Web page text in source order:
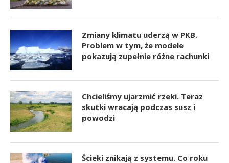
Zmiany klimatu uderzą w PKB.
Problem w tym, że modele
pokazują zupełnie różne rachunki
Chcieliśmy ujarzmić rzeki. Teraz
skutki wracają podczas susz i
powodzi
Ścieki znikają z systemu. Co roku